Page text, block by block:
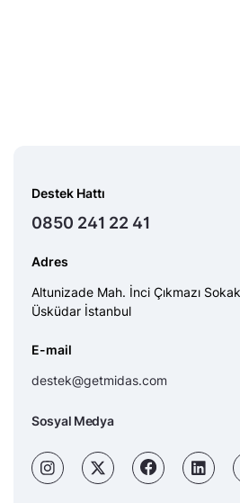
Destek Hattı
0850 241 22 41
Adres
Altunizade Mah. İnci Çıkmazı
Üsküdar İstanbul
E-mail
destek@getmidas.com
Sosyal Medya